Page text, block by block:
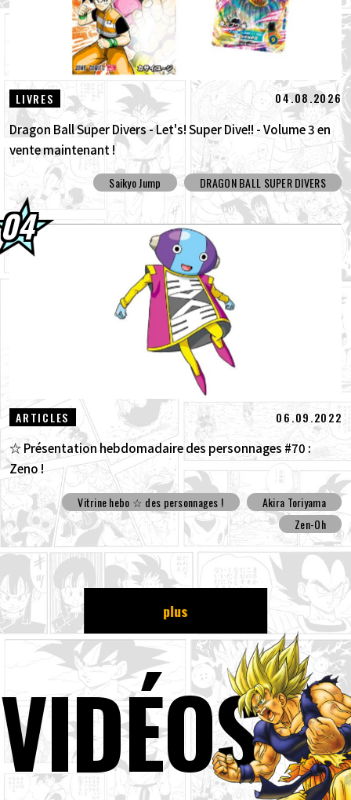
LIVRES 04.08.2026
Dragon Ball Super Divers - Let's! Super Dive!! - Volume 3 en
vente maintenant !
Saikyo Jump DRAGON BALL SUPER DIVERS
ARTICLES 06.09.2022
☆ Présentation hebdomadaire des personnages #70 :
Zeno !
Vitrine hebo ☆ des personnages !
Akira Toriyama
Zen-Oh
plus
VIDÉOS